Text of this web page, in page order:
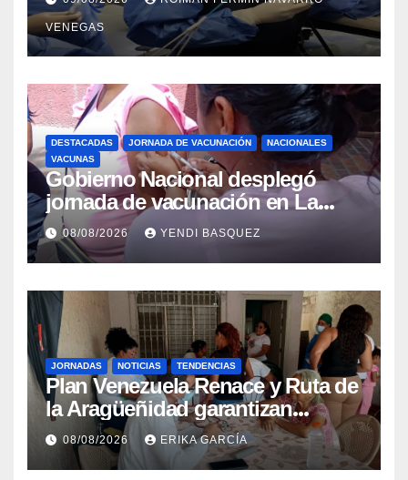
Retrógrada Endoscópica para
beneficiar a cientos de pacientes
VENEGAS
DESTACADAS JORNADA DE VACUNACIÓN
NACIONALES
VACUNAS
Gobierno Nacional desplegó
jornada de vacunación en La
Guaira para garantizar protección
epidemiológica
08/08/2026 YENDI BASQUEZ
JORNADAS NOTICIAS TENDENCIAS
Plan Venezuela Renace y Ruta de
la Aragüeñidad garantizan
atención médica integral en
Aragua
08/08/2026 ERIKA GARCÍA